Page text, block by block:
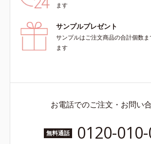
ます
サンプルプレゼント
サンプルはご注文商品の合計個数
ます
お電話でのご注文・お問い
無料通話 0120-